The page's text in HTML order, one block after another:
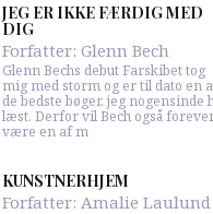
JEG ER IKKE FÆRDIG MED
DIG
Forfatter: Glenn Bech
Glenn Bechs debut Farskibet tog
mig med storm og er til dato en
de bedste bøger, jeg nogensinde
læst. Derfor vil Bech også
være en af m
KUNSTNERHJEM
Forfatter: Amalie Laulund